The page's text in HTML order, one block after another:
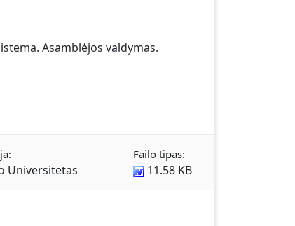
Asamblėjos valdymas.
Universitetas
Failo tipas:
11.58 KB